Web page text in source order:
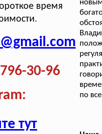
время
30-96
тут
по